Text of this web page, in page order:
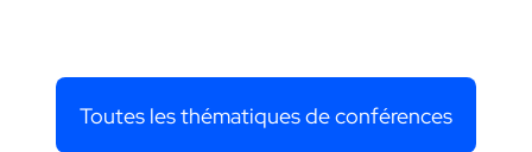
Toutes les thématiques de conférences